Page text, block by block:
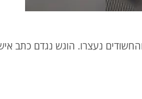
נעצרו. הוגש נגדם כתב